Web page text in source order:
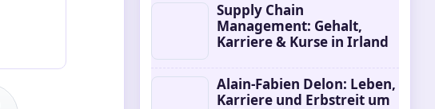
Supply Chain
Management: Gehalt,
Karriere & Kurse in Irland
Alain-Fabien Delon: Leben,
Karriere und Erbstreit um